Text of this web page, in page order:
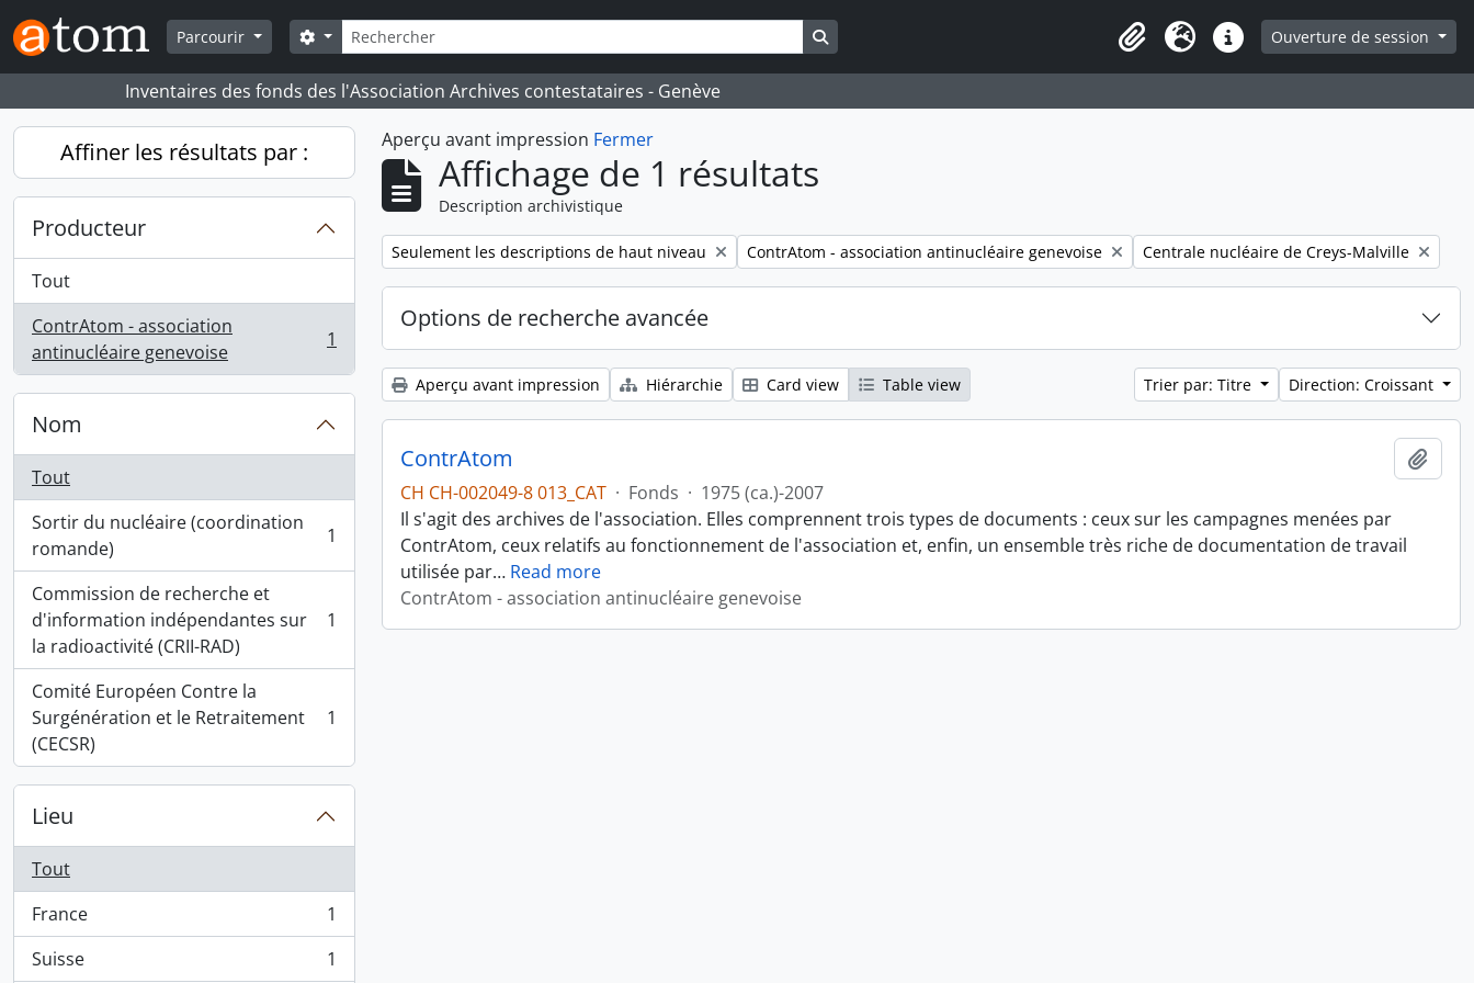
Skip to main content
Parcourir
Rechercher
Search options
Presse-papier
LangueLiens rapidesOuverture de session
Inventaires des fonds des l'Association Archives contestataires - Genève
Affiner les résultats par :
Producteur
Tout
ContrAtom - association
antinucléaire genevoise
, 1 résultats 1
Nom
Tout
Sortir du nucléaire (coordination
romande)
, 1 résultats 1
Commission de recherche et
d'information indépendantes sur
la radioactivité (CRII-RAD)
, 1 résultats 1
Comité Européen Contre la
Surgénération et le Retraitement
(CECSR)
, 1 résultats 1
Lieu
Tout
France
, 1 résultats
1
Suisse
, 1 résultats 1
Aperçu avant impression Fermer
Affichage de 1 résultats
Description archivistique
Remove filter:
Seulement les descriptions de haut niveau Remove filter:
ContrAtom - association antinucléaire genevoise Remove filter:
Centrale nucléaire de Creys-Malville
Options de recherche avancée
Aperçu avant impression Hiérarchie Card view Table view Trier par: Titre Direction: Croissant
ContrAtom
CH CH-002049-8 013_CAT · Fonds · 1975 (ca.)-2007
Il s'agit des archives de l'association. Elles comprennent trois types de documents : ceux sur les campagnes menées par
ContrAtom, ceux relatifs au fonctionnement de l'association et, enfin, un ensemble très riche de documentation de travail
utilisée par… Read more
ContrAtom - association antinucléaire genevoise